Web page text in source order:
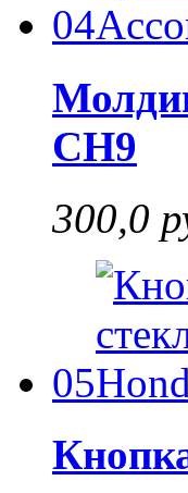
04
CH9
300,0
05